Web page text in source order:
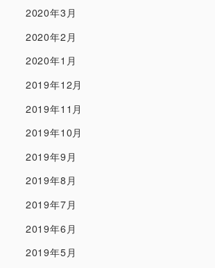
2020年3月
2020年2月
2020年1月
2019年12月
2019年11月
2019年10月
2019年9月
2019年8月
2019年7月
2019年6月
2019年5月